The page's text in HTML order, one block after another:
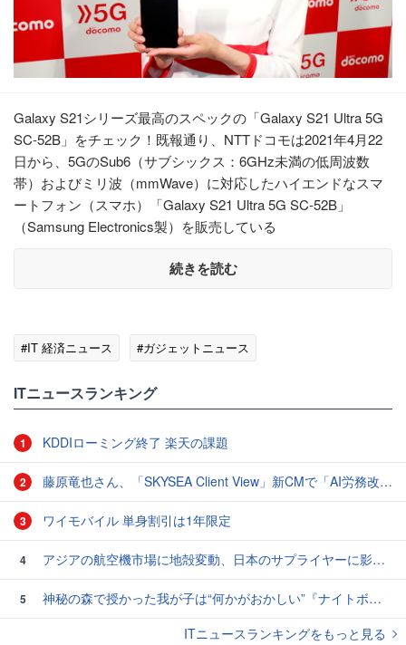
Galaxy S21シリーズ最高のスペックの「Galaxy S21 Ultra 5G
SC-52B」をチェック！既報通り、NTTドコモは2021年4月22
日から、5GのSub6（サブシックス：6GHz未満の低周波数
帯）およびミリ波（mmWave）に対応したハイエンドなスマ
ートフォン（スマホ）「Galaxy S21 Ultra 5G SC-52B」
（Samsung Electronics製）を販売している
続きを読む
#IT 経済ニュース #ガジェットニュース
ITニュースランキング
1 KDDIローミング終了 楽天の課題
2 藤原竜也さん、「SKYSEA Client View」新CMで「AI労務改善」をアピール 働き方をAIが分析したら「すぐに休んで」と言われる？
3 ワイモバイル 単身割引は1年限定
4 アジアの航空機市場に地殻変動、日本のサプライヤーに影響も
5
神秘の森で授かった我が子は“何かがおかしい”『ナイトボーン -夜哭-』本編映像解禁 母の絶叫顔うちわが全国の劇場に［ホラー通信］
ITニュースランキングをもっと見る